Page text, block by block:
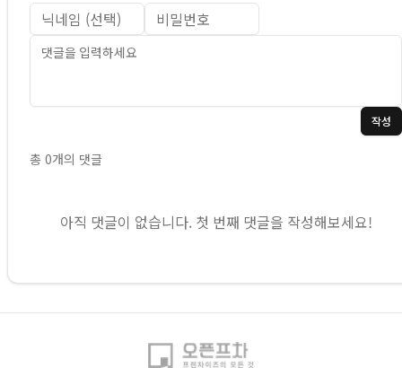
작성
총 0개의 댓글
아직 댓글이 없습니다. 첫 번째 댓글을 작성해보세요!